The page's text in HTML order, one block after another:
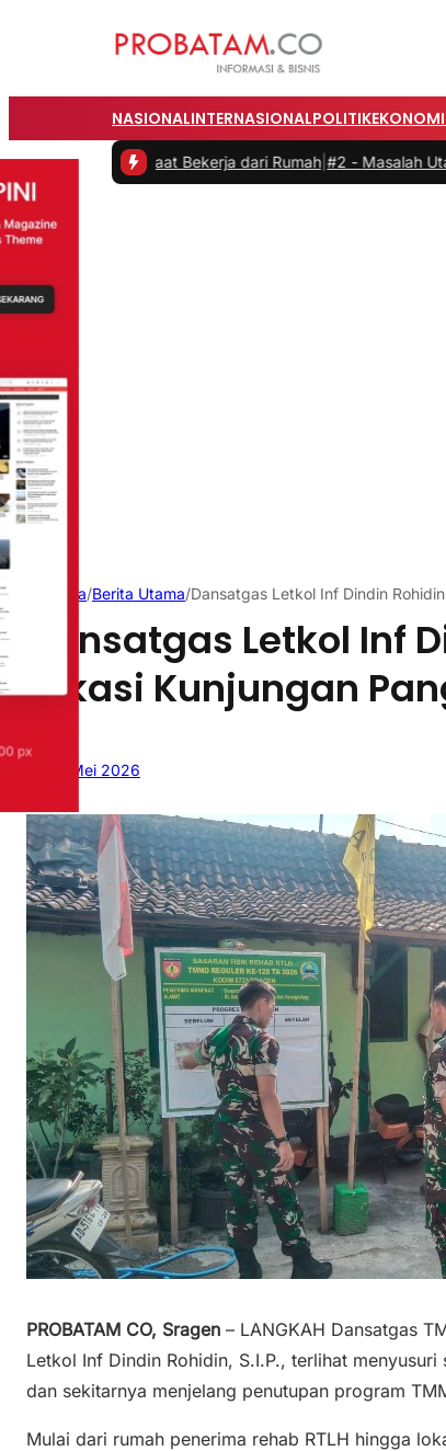
NASIONALINTERNASIONALPOLITIKEKONOMI
saat Bekerja dari Rumah|#2 - Masalah Utama
Beranda/Berita Utama/Dansatgas Letkol Inf Dindin
Dansatgas Letkol Inf
Lokasi Kunjungan
20 Mei 2026
PROBATAM CO, Sragen – LANGKAH Dansatgas
Letkol Inf Dindin Rohidin, S.I.P., terlihat
dan sekitarnya menjelang penutupan program
Mulai dari rumah penerima rehab RTLH hingga